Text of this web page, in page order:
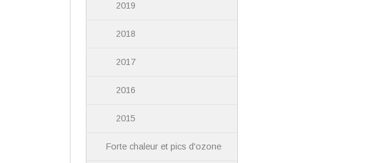
2019
2018
2017
2016
2015
Forte chaleur et pics d'ozone